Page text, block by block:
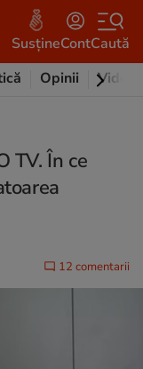
SusțineContCaută
Opinii Video
TV. În ce
12 comentarii